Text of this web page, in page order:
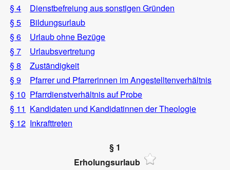
§ 4
Dienstbefreiung aus sonstigen Gründen
§ 5
Bildungsurlaub
§ 6
Urlaub ohne Bezüge
§ 7
Urlaubsvertretung
§ 8
Zuständigkeit
§ 9
Pfarrer und Pfarrerinnen im Angestelltenverhältnis
§ 10 Pfarrdienstverhältnis auf Probe
§ 11 Kandidaten und Kandidatinnen der Theologie
§ 12 Inkrafttreten
§ 1
Erholungsurlaub